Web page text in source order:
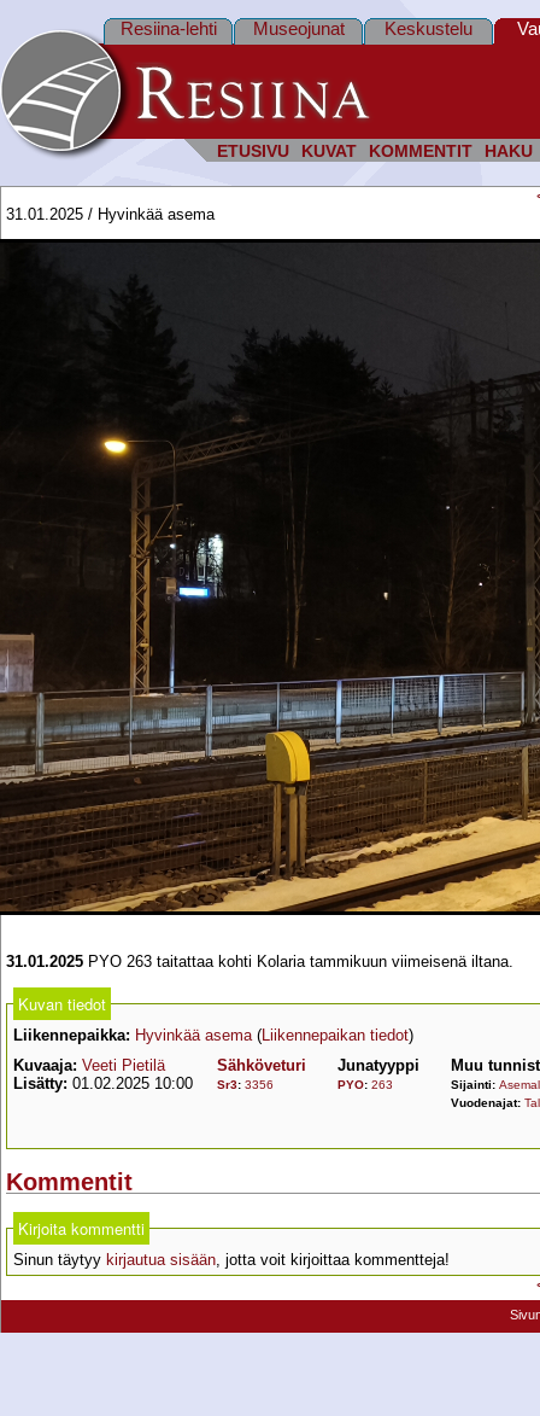
ETUSIVU KUVAT KOMMENTIT HAKU
Resiina-lehti Museojunat Keskustelu
31.01.2025 / Hyvinkää asema
31.01.2025 PYO 263 taitattaa kohti Kolaria tammikuun viimeisenä iltana.
Kuvan tiedot
Liikennepaikka: Hyvinkää asema (Liikennepaikan tiedot)
Kuvaaja: Veeti Pietilä
Lisätty: 01.02.2025 10:00
Sähköveturi
Sr3: 3356
Junatyyppi
PYO: 263
Muu
Sijainti:
Vuodenajat:
Kommentit
Kirjoita kommentti
Sinun täytyy kirjautua sisään , jotta voit kirjoittaa kommentteja!